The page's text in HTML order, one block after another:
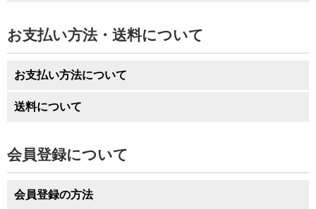
お支払い方法・送料について
お支払い方法について
送料について
北海道
北海道
会員登録について
会員登録の方法